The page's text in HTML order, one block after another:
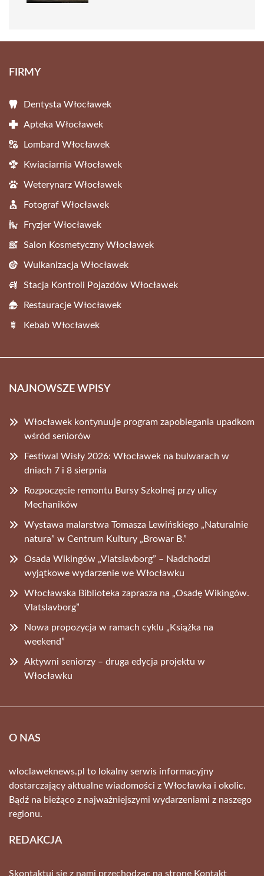
FIRMY
Dentysta Włocławek
Apteka Włocławek
Lombard Włocławek
Kwiaciarnia Włocławek
Weterynarz Włocławek
Fotograf Włocławek
Fryzjer Włocławek
Salon Kosmetyczny Włocławek
Wulkanizacja Włocławek
Stacja Kontroli Pojazdów Włocławek
Restauracje Włocławek
Kebab Włocławek
NAJNOWSZE WPISY
Włocławek kontynuuje program zapobiegania upadkom
wśród seniorów
Festiwal Wisły 2026: Włocławek na bulwarach w
dniach 7 i 8 sierpnia
Rozpoczęcie remontu Bursy Szkolnej przy ulicy
Mechaników
Wystawa malarstwa Tomasza Lewińskiego „Naturalnie
natura” w Centrum Kultury „Browar B.”
Osada Wikingów „Vlatslavborg” – Nadchodzi
wyjątkowe wydarzenie we Włocławku
Włocławska Biblioteka zaprasza na „Osadę Wikingów.
Vlatslavborg”
Nowa propozycja w ramach cyklu „Książka na
weekend”
Aktywni seniorzy – druga edycja projektu w
Włocławku
O NAS
wloclaweknews.pl to lokalny serwis informacyjny
dostarczający aktualne wiadomości z Włocławka i okolic.
Bądź na bieżąco z najważniejszymi wydarzeniami z naszego
regionu.
REDAKCJA
Skontaktuj się z nami przechodząc na stronę Kontakt